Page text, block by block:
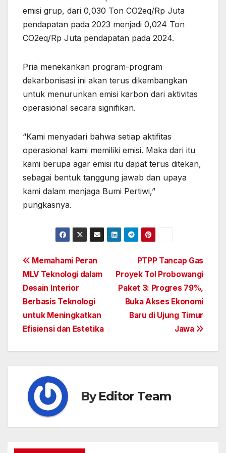
emisi grup, dari 0,030 Ton CO2eq/Rp Juta
pendapatan pada 2023 menjadi 0,024 Ton
CO2eq/Rp Juta pendapatan pada 2024.
Pria menekankan program-program
dekarbonisasi ini akan terus dikembangkan
untuk menurunkan emisi karbon dari aktivitas
operasional secara signifikan.
“Kami menyadari bahwa setiap aktifitas
operasional kami memiliki emisi. Maka dari itu
kami berupa agar emisi itu dapat terus ditekan,
sebagai bentuk tanggung jawab dan upaya
kami dalam menjaga Bumi Pertiwi,”
pungkasnya.
Post
navigation
PTPP Tancap Gas
Proyek Tol Probowangi
Paket 3: Progres 79%,
Buka Akses Ekonomi
Baru di Ujung Timur
Jawa
Memahami Peran
MLV Teknologi dalam
Desain Interior
Berbasis Teknologi
untuk Meningkatkan
Efisiensi dan Estetika
ByEditor Team